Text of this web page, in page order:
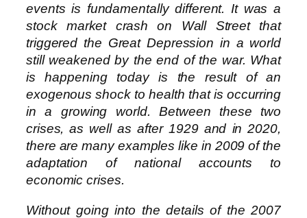
events is fundamentally different. It was a
stock market crash on Wall Street that
triggered the Great Depression in a world
still weakened by the end of the war. What
is happening today is the result of an
exogenous shock to health that is occurring
in a growing world. Between these two
crises, as well as after 1929 and in 2020,
there are many examples like in 2009 of the
adaptation of national accounts to
economic crises.
Without going into the details of the 2007